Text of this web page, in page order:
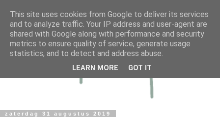
zaterdag 31 augustus 2019
This site uses cookies from Google to deliver its services
and to analyze traffic. Your IP address and user-agent are
shared with Google along with performance and security
metrics to ensure quality of service, generate usage
statistics, and to detect and address abuse.
LEARN MORE GOT IT